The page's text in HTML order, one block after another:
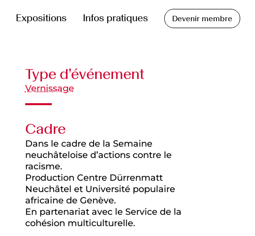
Expositions Infos pratiques Devenir membre
Type d’événement
Vernissage
Cadre
Dans le cadre de la Semaine
neuchâteloise d’actions contre le
racisme.
Production Centre Dürrenmatt
Neuchâtel et Université populaire
africaine de Genève.
En partenariat avec le Service de la
cohésion multiculturelle.